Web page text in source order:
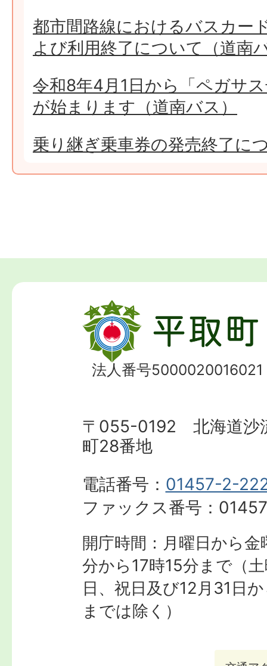
都市間路線におけるバスカー
よび利用終了について（道南
令和8年4月1日から「ペガサ
が始まります（道南バス）
乗り継ぎ乗車券の発売終了に
法人番号5000020016021
〒055-0192 北海道沙
町28番地
電話番号： 01457-2-
ファックス番号：
開庁時間：月曜日から
分から17時15分まで（
日、祝日及び12月31日
までは除く）